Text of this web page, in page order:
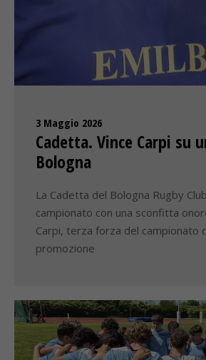
3 Maggio 2026
Cadetta. Vince Carpi su
Bologna
La Cadetta del Bologna Rugby
campionato con una sconfitta
Carpi, terza forza del campionato
promozione